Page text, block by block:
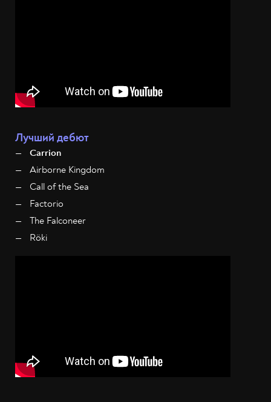
Лучший дебют
Сarrion
Airborne Kingdom
Call of the Sea
Factorio
The Falconeer
Röki